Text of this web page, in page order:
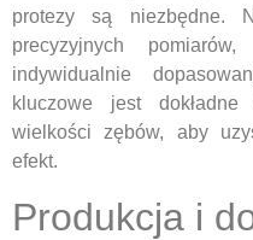
protezy są niezbędne.
precyzyjnych
indywidualnie
kluczowe jest
wielkości zębów, aby
efekt.
Produkcja i